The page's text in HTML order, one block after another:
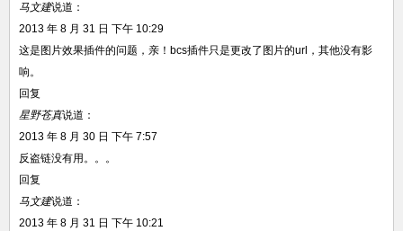
马文建说道：
2013 年 8 月 31 日 下午 10:29
这是图片效果插件的问题，亲！bcs插件只是更改了图片的url，其他没有影
响。
回复
星野苍真说道：
2013 年 8 月 30 日 下午 7:57
反盗链没有用。。。
回复
马文建说道：
2013 年 8 月 31 日 下午 10:21